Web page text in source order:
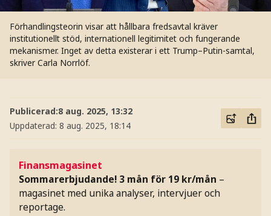
Förhandlingsteorin visar att hållbara fredsavtal kräver
institutionellt stöd, internationell legitimitet och fungerande
mekanismer. Inget av detta existerar i ett Trump–Putin-samtal,
skriver Carla Norrlöf.
Publicerad:8 aug. 2025, 13:32
Uppdaterad: 8 aug. 2025, 18:14
Finansmagasinet
Sommarerbjudande! 3 mån för 19 kr/mån –
magasinet med unika analyser, intervjuer och
reportage.